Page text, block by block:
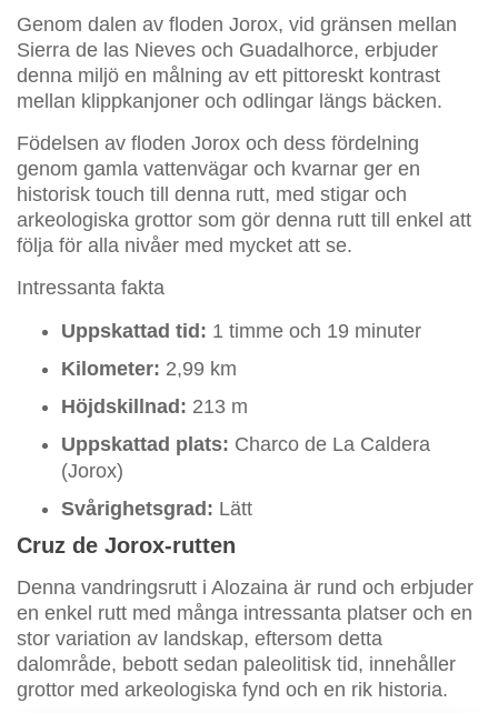
Genom dalen av floden Jorox, vid gränsen mellan
Sierra de las Nieves och Guadalhorce, erbjuder
denna miljö en målning av ett pittoreskt kontrast
mellan klippkanjoner och odlingar längs bäcken.
Födelsen av floden Jorox och dess fördelning
genom gamla vattenvägar och kvarnar ger en
historisk touch till denna rutt, med stigar och
arkeologiska grottor som gör denna rutt till enkel att
följa för alla nivåer med mycket att se.
Intressanta fakta
Uppskattad tid: 1 timme och 19 minuter
Kilometer: 2,99 km
Höjdskillnad: 213 m
Uppskattad plats: Charco de La Caldera
(Jorox)
Svårighetsgrad: Lätt
Cruz de Jorox-rutten
Denna vandringsrutt i Alozaina är rund och erbjuder
en enkel rutt med många intressanta platser och en
stor variation av landskap, eftersom detta
dalområde, bebott sedan paleolitisk tid, innehåller
grottor med arkeologiska fynd och en rik historia.